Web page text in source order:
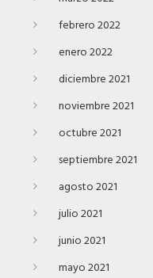
febrero 2022
enero 2022
diciembre 2021
noviembre 2021
octubre 2021
septiembre 2021
agosto 2021
julio 2021
junio 2021
mayo 2021